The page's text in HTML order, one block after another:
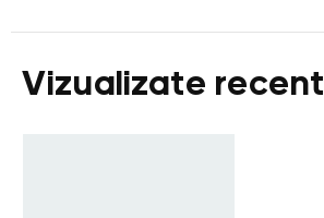
Vizualizate recent